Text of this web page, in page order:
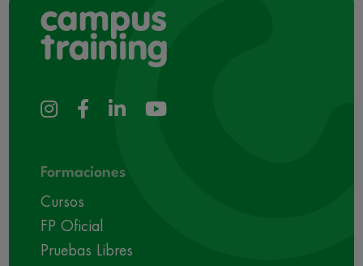
Formaciones
Cursos
FP Oficial
Pruebas Libres